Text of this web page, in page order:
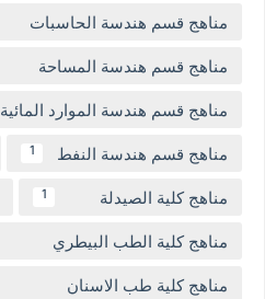
مناهج قسم هندسة الحاسبات
مناهج قسم هندسة المساحة
مناهج قسم هندسة الموارد المائية
مناهج قسم هندسة النفط 1
مناهج كلية الصيدلة 1
مناهج كلية الطب البيطري
مناهج كلية طب الاسنان